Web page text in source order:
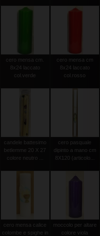
cero mensa cm.
8x24 laccato
col.verde
cero mensa cm
8x24 laccato
col.rosso
candele battesimo
betlemme 20 X 27
colore neutro ...
cero pasquale
dipinto a mano cm
8X120 (articolo...
cero mensa calice
colombe e spighe in
moccolo per altare
colore viola